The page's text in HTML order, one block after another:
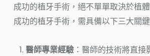
成功的植牙手術，絕不單單取決於植
成功的植牙手術，需具備以下三大關鍵
醫師專業經驗：醫師的技術將直接